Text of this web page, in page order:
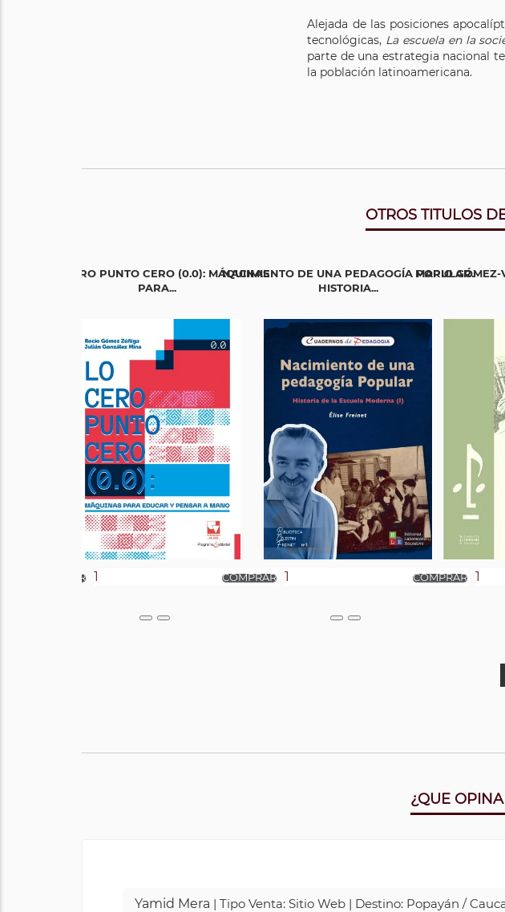
Alejada de las posiciones
tecnológicas, La escuela en la
parte de una estrategia nacional
la población latinoamericana.
OTROS TITULOS
LO CERO PUNTO CERO (0.0): MÁQUINAS
PARA...
NACIMIENTO DE UNA PEDAGOGÍA POPULAR.
HISTORIA...
MARIO
¿QUE
Yamid Mera | Tipo Venta: Sitio Web | Destino: Popayán /